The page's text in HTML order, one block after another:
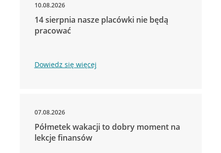
10.08.2026
14 sierpnia nasze placówki nie będą
pracować
Dowiedz się więcej
07.08.2026
Półmetek wakacji to dobry moment na
lekcje finansów